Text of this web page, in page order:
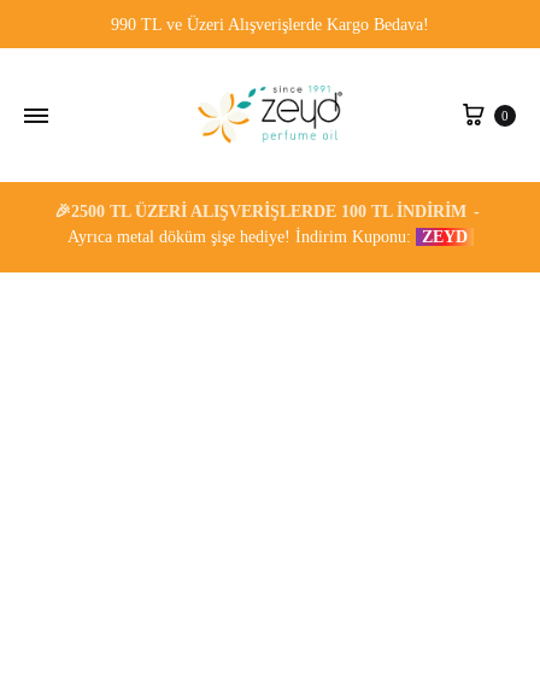
990 TL ve Üzeri Alışverişlerde Kargo Bedava!
Sepet
0
🎉2500 TL ÜZERI ALIŞVERIŞLERDE 100 TL İNDIRIM
Ayrıca metal döküm şişe hediye! İndirim Kuponu:
ZEYD